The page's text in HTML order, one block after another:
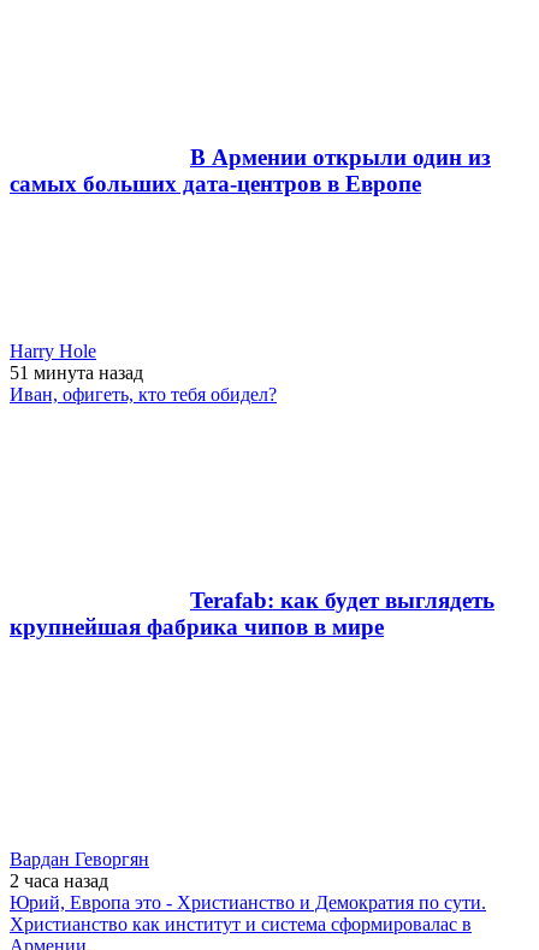
В Армении открыли один из
самых больших дата-центров в Европе
Harry Hole
51 минута назад
Иван, офигеть, кто тебя обидел?
Terafab: как будет выглядеть
крупнейшая фабрика чипов в мире
Вардан Геворгян
2 часа назад
Юрий, Европа это - Христианство и Демократия по сути.
Христианство как институт и система сформировалас в
Армении.